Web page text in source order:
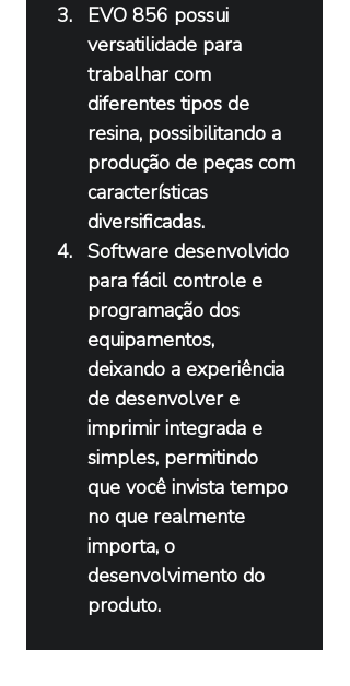
EVO 856 possui
versatilidade para
trabalhar com
diferentes tipos de
resina, possibilitando a
produção de peças com
características
diversificadas.
Software desenvolvido
para fácil controle e
programação dos
equipamentos,
deixando a experiência
de desenvolver e
imprimir integrada e
simples, permitindo
que você invista tempo
no que realmente
importa, o
desenvolvimento do
produto.